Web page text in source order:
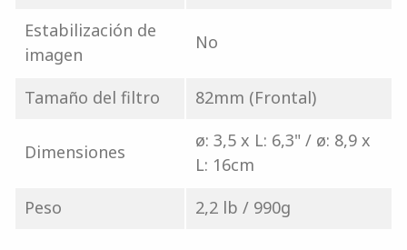
Estabilización de
imagen
No
Tamaño del filtro 82mm (Frontal)
Dimensiones
ø: 3,5 x L: 6,3" / ø: 8,9 x
L: 16cm
Peso
2,2 lb / 990g